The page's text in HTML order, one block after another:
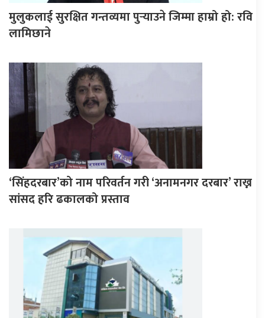
मुलुकलाई सुरक्षित गन्तव्यमा पुर्‍याउने जिम्मा हाम्रो हो: रवि
लामिछाने
‘सिंहदरबार’को नाम परिवर्तन गरी ‘अनामनगर दरबार’ राख्न
सांसद हरि ढकालको प्रस्ताव